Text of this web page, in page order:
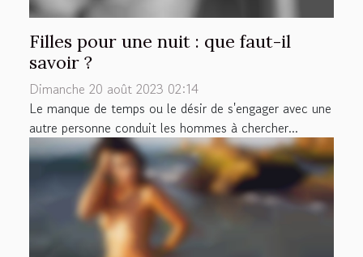
Filles pour une nuit : que faut-il
savoir ?
Dimanche 20 août 2023 02:14
Le manque de temps ou le désir de s'engager avec une
autre personne conduit les hommes à chercher...